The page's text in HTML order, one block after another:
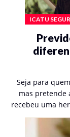
ICATU
Seja para
mas pretende
recebeu uma